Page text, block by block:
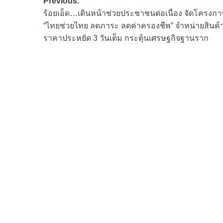
navigation
ร้อยเอ็ด…เดินหน้าช่วยประชาชนต่อเนื่อง จัดโครงกา
“ไทยช่วยไทย ลดภาระ ลดค่าครองชีพ” จำหน่ายสินค้
ราคาประหยัด 3 วันเต็ม กระตุ้นเศรษฐกิจฐานราก